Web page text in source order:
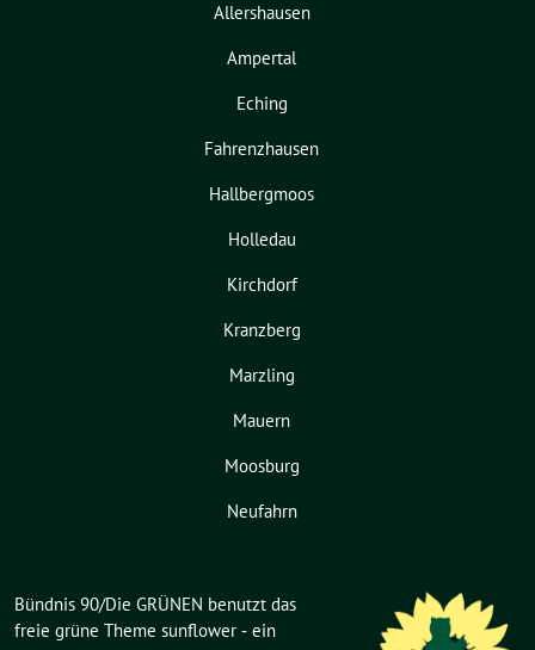
Allershausen
Ampertal
Eching
Fahrenzhausen
Hallbergmoos
Holledau
Kirchdorf
Kranzberg
Marzling
Mauern
Moosburg
Neufahrn
Bündnis 90/Die GRÜNEN benutzt das
freie grüne Theme sunflower ‐ ein